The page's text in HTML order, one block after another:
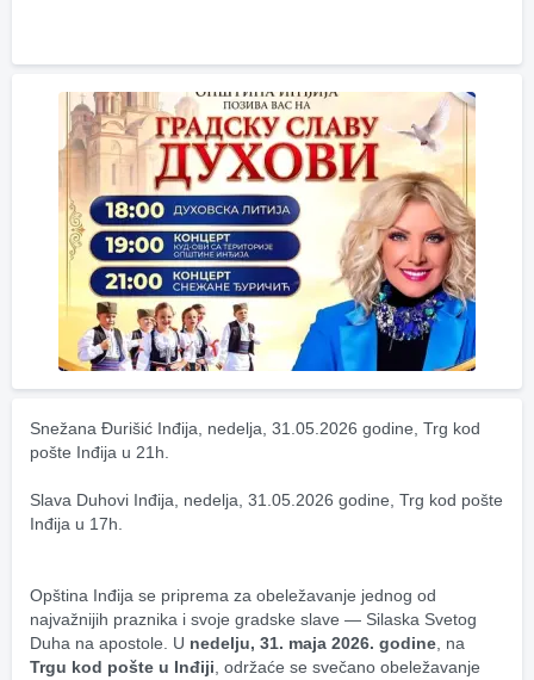
Snežana Đurišić Inđija, nedelja, 31.05.2026 godine, Trg kod
pošte Inđija u 21h.
Slava Duhovi Inđija, nedelja, 31.05.2026 godine, Trg kod pošte
Inđija u 17h.
Opština Inđija se priprema za obeležavanje jednog od
najvažnijih praznika i svoje gradske slave — Silaska Svetog
Duha na apostole. U nedelju, 31. maja 2026. godine
Trgu kod pošte u Inđiji , održaće se svečano obeležavanje